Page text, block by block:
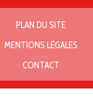
PLAN DU SITE
MENTIONS LÉGALES
CONTACT